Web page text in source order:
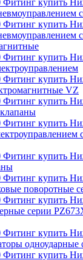
VZ
поворотные
серии
одноударные